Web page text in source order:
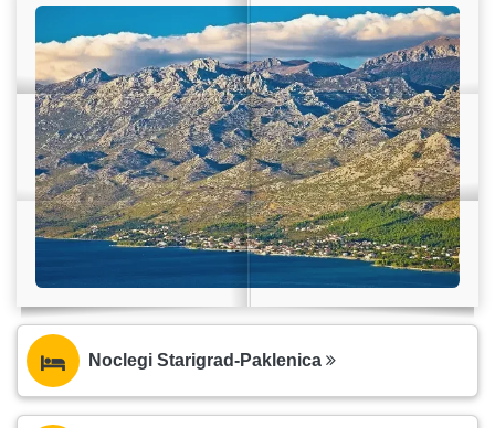
Noclegi Starigrad-Paklenica